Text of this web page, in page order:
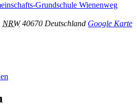
Grundschule Wienenweg
NRW 40670 Deutschland Google Karte